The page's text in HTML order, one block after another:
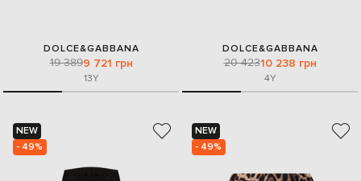
DOLCE&GABBANA
19 3899 721 грн
13Y
DOLCE&GABBANA
20 42310 238 грн
4Y
NEW
- 49%
NEW
- 49%